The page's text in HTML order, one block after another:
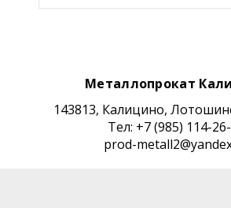
Металлопрокат
143813, Калицино,
Тел: +7 (985) 114-
prod-